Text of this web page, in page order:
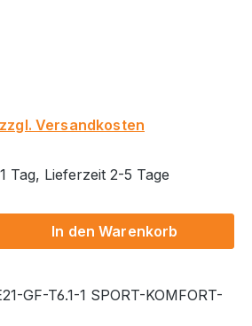
Versandkosten
Tag, Lieferzeit 2-5 Tage
Gib den
In den Warenkorb
GF-T6.1-1 SPORT-KOMFORT-